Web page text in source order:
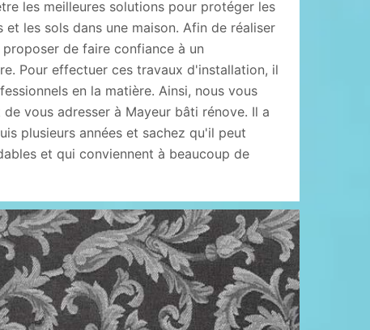
les meilleures solutions pour protéger les
et les sols dans une maison. Afin de réaliser
de faire confiance à un
Pour effectuer ces travaux d'installation, il
en la matière. Ainsi, nous vous
vous adresser à Mayeur bâti rénove. Il a
plusieurs années et sachez qu'il peut
et qui conviennent à beaucoup de